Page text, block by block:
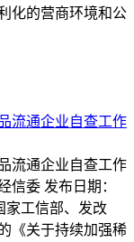
化的营商环境和公
流通企业自查工作
流通企业自查工作
信委 发布日期：
工信部、发改
《关于持续加强稀